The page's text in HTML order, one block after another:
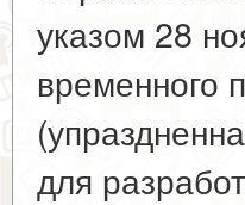
указом 28
временного
для